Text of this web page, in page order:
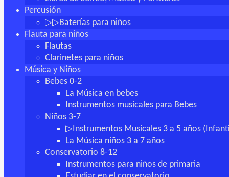
Percusión
▷▷Baterías para niños
Flauta para niños
Flautas
Clarinetes para niños
Música y Niños
Bebes 0-2
La Música en bebes
Instrumentos musicales para Bebes
Niños 3-7
▷Instrumentos Musicales 3 a 5 años
La Música niños 3 a 7 años
Conservatorio 8-12
Instrumentos para niños de primaria